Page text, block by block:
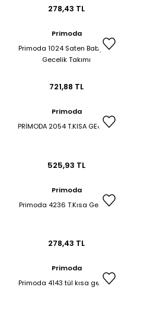
278,43 TL
Primoda
Primoda 1024 Saten Babydoll
Gecelik Takımı
721,88 TL
Primoda
PRİMODA 2054 T.KISA GECELİK
525,93 TL
Primoda
Primoda 4236 T.Kısa Gecelik
278,43 TL
Primoda
Primoda 4143 tül kısa gecelik